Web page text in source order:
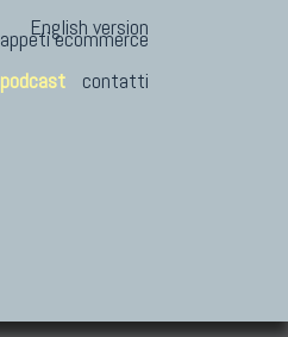
English version
podcast contatti